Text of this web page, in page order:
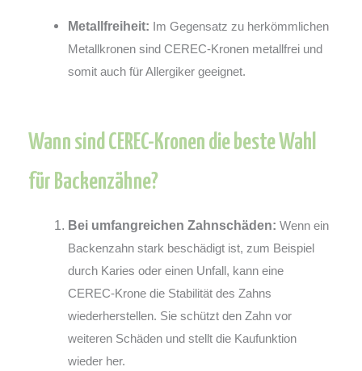
Metallfreiheit: Im Gegensatz zu herkömmlichen
Metallkronen sind CEREC-Kronen metallfrei und
somit auch für Allergiker geeignet.
Wann sind CEREC-Kronen die beste Wahl
für Backenzähne?
Bei umfangreichen Zahnschäden: Wenn ein
Backenzahn stark beschädigt ist, zum Beispiel
durch Karies oder einen Unfall, kann eine
CEREC-Krone die Stabilität des Zahns
wiederherstellen. Sie schützt den Zahn vor
weiteren Schäden und stellt die Kaufunktion
wieder her.